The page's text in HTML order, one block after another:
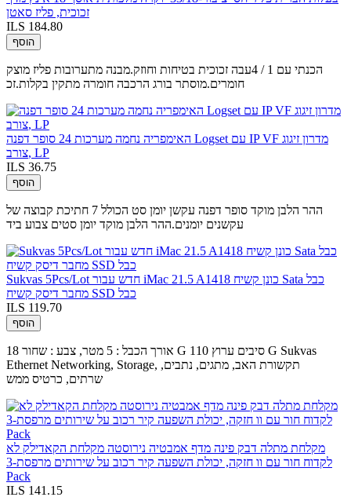
זכוכית, פליז סאטן
ILS 184.80
הוסף
הכנתי עם 1 / 4עבה זכוכית בטיחות וחוזק.מבנה מתערובות פליז מוצק
חומרים.מוסתר בורג הרכבה חומרה מתקין בקלות.זכ
האימפריה נחמה מערכות 24 סופר דפנה Logset עם IP VF מדרון זיגוג
צורב, LP
ILS 36.75
הוסף
ההר הלבן מוקד סופר דפנה עקשן יומן סט הכולל 7 חתיכת קבוצה של
עקשנים יומנים.ההר הלבן מוקד יומן סטים צבוע ביד
Sukvas 5Pcs/Lot חדש עבור iMac 21.5 A1418 כונן קשיח Sata כבל
מחבר דיסק קשיח SSD כבל
ILS 119.70
הוסף
אורך הכבל : 5 מטר, צבע : שחור 18 G סיבים ערוץ 110 G Sukvas
Ethernet Networking, Storage, תקשורת האב, מתגים, נתבים,
שרתים, כרטיס ממש
מקלחת מתלה דבק פינה מדף אמבטיה נירוסטה מקלחת הקאדילק לא
לקדוח חור עם וו חזקה, יכולת השפעה קיר רכוב על שירותים מרפסת-3
Pack
ILS 141.15